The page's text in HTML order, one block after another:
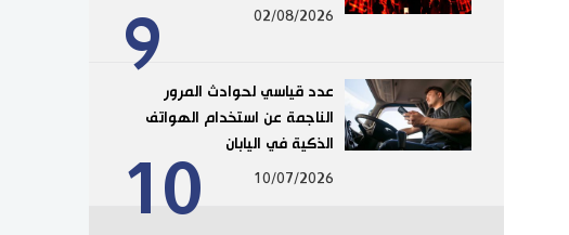
9
02/08/2026
10
عدد قياسي لحوادث المرور
الناجمة عن استخدام الهواتف
الذكية في اليابان
10/07/2026